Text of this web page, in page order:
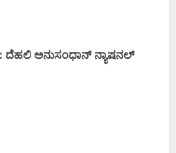
ದೆಹಲಿ ಅನುಸಂಧಾನ್ ನ್ಯಾಷನಲ್